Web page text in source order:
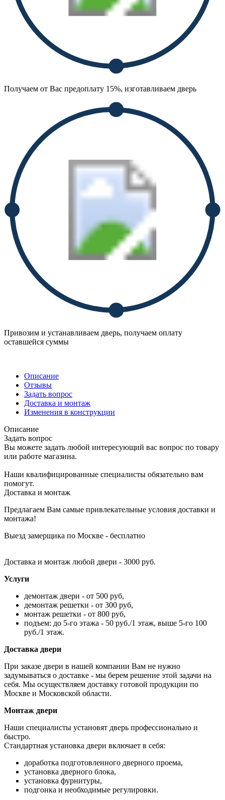
Получаем от Вас предоплату 15%, изготавливаем дверь
Привозим и устанавливаем дверь, получаем оплату
оставшейся суммы
Описание
Отзывы
Задать вопрос
Доставка и монтаж
Изменения в конструкции
Описание
Задать вопрос
Вы можете задать любой интересующий вас вопрос по товару
или работе магазина.
Наши квалифицированные специалисты обязательно вам
помогут.
Доставка и монтаж
Предлагаем Вам самые привлекательные условия доставки и
монтажа!
Выезд замерщика по Москве - бесплатно
Доставка и монтаж любой двери - 3000 руб.
Услуги
демонтаж двери - от 500 руб,
демонтаж решетки - от 300 руб,
монтаж решетки - от 800 руб,
подъем: до 5-го этажа - 50 руб./1 этаж, выше 5-го 100
руб./1 этаж.
Доставка двери
При заказе двери в нашей компании Вам не нужно
задумываться о доставке - мы берем решение этой задачи на
себя. Мы осуществляем доставку готовой продукции по
Москве и Московской области.
Монтаж двери
Наши специалисты установят дверь профессионально и
быстро.
Стандартная установка двери включает в себя:
доработка подготовленного дверного проема,
установка дверного блока,
установка фурнитуры,
подгонка и необходимые регулировки.